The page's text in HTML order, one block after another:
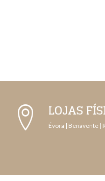
LOJAS
Évora | Benavente |